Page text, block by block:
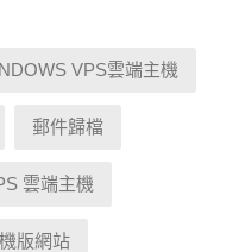
VPS雲端主機
郵件歸檔
雲端主機
版網站